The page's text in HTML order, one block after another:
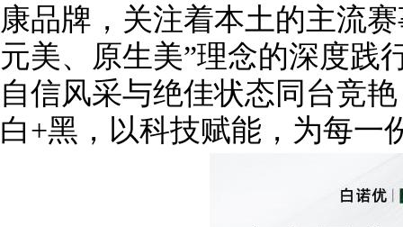
康品牌，关注着本土的主流
元美、原生美”理念的深度践
自信风采与绝佳状态同台竞
白+黑，以科技赋能，为每一